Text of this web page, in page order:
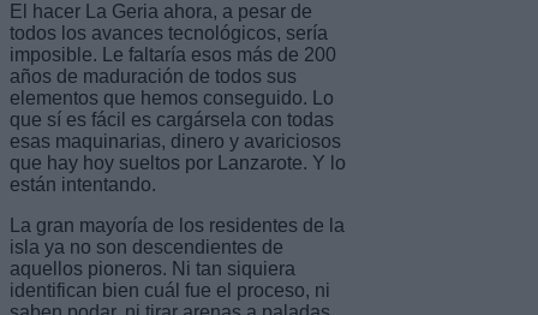
El hacer La Geria ahora, a pesar de
todos los avances tecnológicos, sería
imposible. Le faltaría esos más de 200
años de maduración de todos sus
elementos que hemos conseguido. Lo
que sí es fácil es cargársela con todas
esas maquinarias, dinero y avariciosos
que hay hoy sueltos por Lanzarote. Y lo
están intentando.
La gran mayoría de los residentes de la
isla ya no son descendientes de
aquellos pioneros. Ni tan siquiera
identifican bien cuál fue el proceso, ni